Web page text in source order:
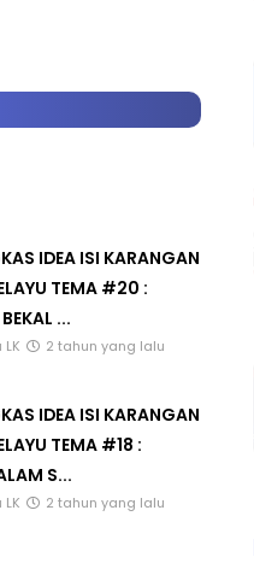
IDEA ISI KARANGAN
TEMA #20 :
...
2 tahun yang lalu
IDEA ISI KARANGAN
TEMA #18 :
S...
2 tahun yang lalu